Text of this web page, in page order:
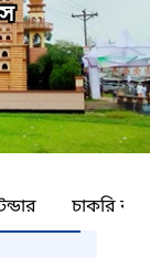
চাকরি